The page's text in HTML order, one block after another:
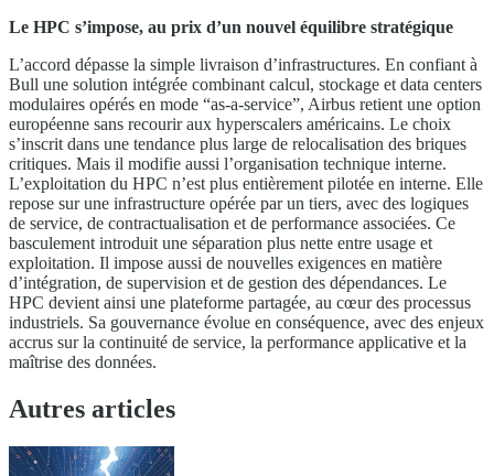
Le HPC s’impose, au prix d’un nouvel équilibre stratégique
L’accord dépasse la simple livraison d’infrastructures. En confiant à
Bull une solution intégrée combinant calcul, stockage et data centers
modulaires opérés en mode “as-a-service”, Airbus retient une option
européenne sans recourir aux hyperscalers américains. Le choix
s’inscrit dans une tendance plus large de relocalisation des briques
critiques. Mais il modifie aussi l’organisation technique interne.
L’exploitation du HPC n’est plus entièrement pilotée en interne. Elle
repose sur une infrastructure opérée par un tiers, avec des logiques
de service, de contractualisation et de performance associées. Ce
basculement introduit une séparation plus nette entre usage et
exploitation. Il impose aussi de nouvelles exigences en matière
d’intégration, de supervision et de gestion des dépendances. Le
HPC devient ainsi une plateforme partagée, au cœur des processus
industriels. Sa gouvernance évolue en conséquence, avec des enjeux
accrus sur la continuité de service, la performance applicative et la
maîtrise des données.
Autres articles